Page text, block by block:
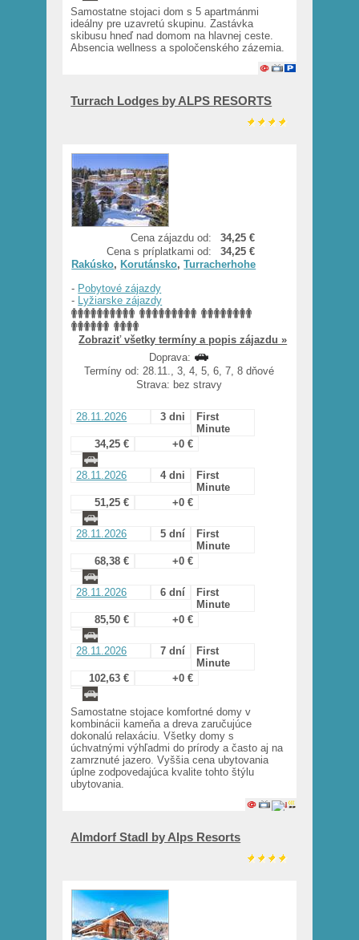
Samostatne stojaci dom s 5 apartmánmi
ideálny pre uzavretú skupinu. Zastávka
skibusu hneď nad domom na hlavnej ceste.
Absencia wellness a spoločenského zázemia.
Turrach Lodges by ALPS RESORTS
Cena zájazdu od:
34,25 €
Cena s príplatkami od:
34,25 €
Rakúsko, Korutánsko,Turracherhohe
- Pobytové zájazdy
- Lyžiarske zájazdy
Zobraziť všetky termíny a popis zájazdu »
Doprava:
Termíny od: 28.11., 3, 4, 5, 6, 7, 8 dňové
Strava: bez stravy
28.11.2026 3 dni
First
Minute
34,25 €
+0 €
28.11.2026 4 dni
First
Minute
51,25 €
+0 €
28.11.2026 5 dní
First
Minute
68,38 €
+0 €
28.11.2026 6 dní
First
Minute
85,50 €
+0 €
28.11.2026 7 dní
First
Minute
102,63 €
+0 €
Samostatne stojace komfortné domy v
kombinácii kameňa a dreva zaručujúce
dokonalú relaxáciu. Všetky domy s
úchvatnými výhľadmi do prírody a často aj na
zamrznuté jazero. Vyššia cena ubytovania
úplne zodpovedajúca kvalite tohto štýlu
ubytovania.
Almdorf Stadl by Alps Resorts